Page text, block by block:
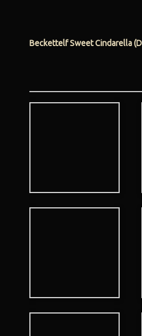
Beckettelf Sweet Cindarella